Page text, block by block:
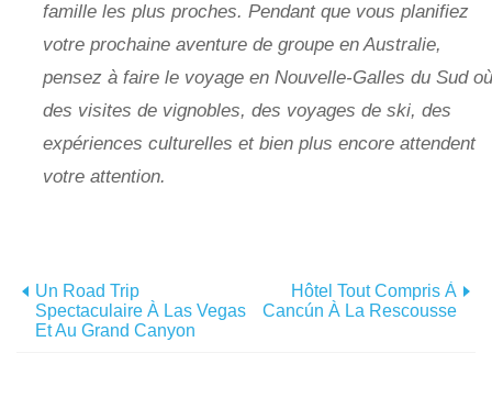
famille les plus proches. Pendant que vous planifiez
votre prochaine aventure de groupe en Australie,
pensez à faire le voyage en Nouvelle-Galles du Sud où
des visites de vignobles, des voyages de ski, des
expériences culturelles et bien plus encore attendent
votre attention.
Un Road Trip
Spectaculaire À Las Vegas
Et Au Grand Canyon
Hôtel Tout Compris À
Cancún À La Rescousse